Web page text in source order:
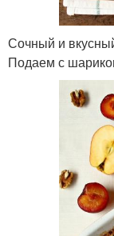
Сочный и
Подаем с